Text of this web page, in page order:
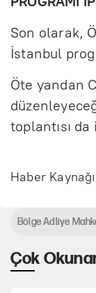
Son olarak,
İstanbul
Öte yandan
toplantısı
Haber
Çok
Bölge Adliye